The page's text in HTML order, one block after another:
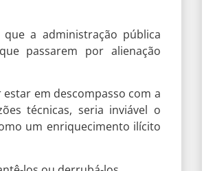
a administração pública
passarem por alienação
em descompasso com a
técnicas, seria inviável o
um enriquecimento ilícito